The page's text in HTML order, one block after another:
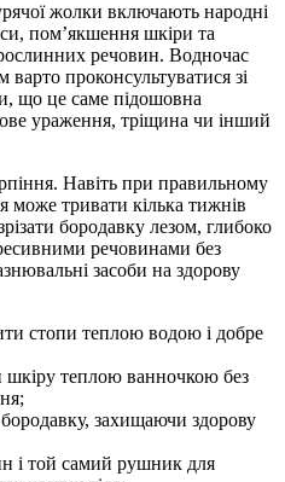
жолки включають народні
пом’якшення шкіри та
речовин. Водночас
проконсультуватися зі
що це саме підошовна
ураження, тріщина чи інший
Навіть при правильному
може тривати кілька тижнів
бородавку лезом, глибоко
речовинами без
засоби на здорову
стопи теплою водою і добре
шкіру теплою ванночкою без
захищаючи здорову
і той самий рушник для